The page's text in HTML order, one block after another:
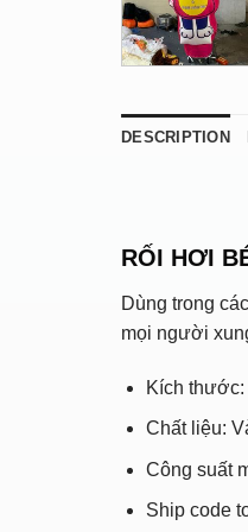
DESCRIPTION
RỐI HƠI
Dùng trong
mọi người
Kích thước:
Chất liệu:
Công suất
Ship code